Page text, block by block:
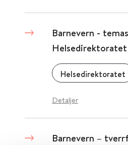
Barnevern -
Helsedirektoratet
Helsedirektoratet
Detaljer
Barnevern –